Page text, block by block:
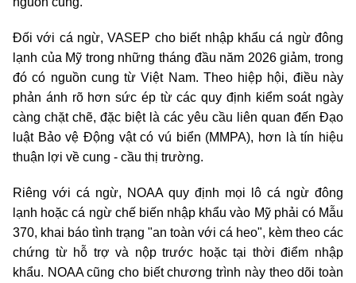
Đối với cá ngừ, VASEP cho biết nhập khẩu cá ngừ đông
lạnh của Mỹ trong những tháng đầu năm 2026 giảm, trong
đó có nguồn cung từ Việt Nam. Theo hiệp hội, điều này
phản ánh rõ hơn sức ép từ các quy định kiểm soát ngày
càng chặt chẽ, đặc biệt là các yêu cầu liên quan đến Đạo
luật Bảo vệ Động vật có vú biển (MMPA), hơn là tín hiệu
thuận lợi về cung - cầu thị trường.
Riêng với cá ngừ, NOAA quy định mọi lô cá ngừ đông
lạnh hoặc cá ngừ chế biến nhập khẩu vào Mỹ phải có Mẫu
370, khai báo tình trạng "an toàn với cá heo", kèm theo các
chứng từ hỗ trợ và nộp trước hoặc tại thời điểm nhập
khẩu. NOAA cũng cho biết chương trình này theo dõi toàn